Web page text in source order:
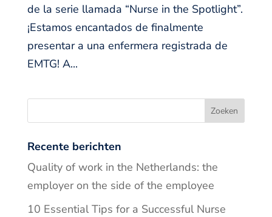
de la serie llamada “Nurse in the Spotlight”.
¡Estamos encantados de finalmente
presentar a una enfermera registrada de
EMTG! A...
Recente berichten
Quality of work in the Netherlands: the
employer on the side of the employee
10 Essential Tips for a Successful Nurse